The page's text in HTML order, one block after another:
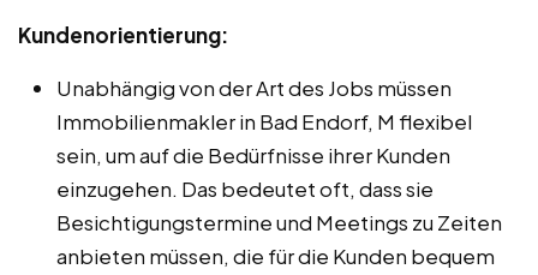
Kundenorientierung:
Unabhängig von der Art des Jobs müssen
Immobilienmakler in Bad Endorf, M flexibel
sein, um auf die Bedürfnisse ihrer Kunden
einzugehen. Das bedeutet oft, dass sie
Besichtigungstermine und Meetings zu Zeiten
anbieten müssen, die für die Kunden bequem